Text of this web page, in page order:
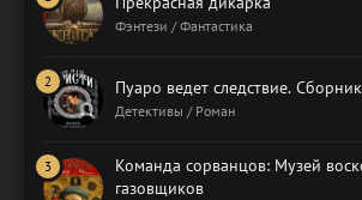
Фэнтези / Фантастика
Пуаро ведет следствие. Сборник
Детективы / Роман
Команда сорванцов: Музей
газовщиков